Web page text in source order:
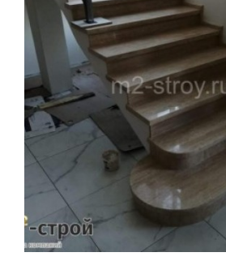
Увеличить